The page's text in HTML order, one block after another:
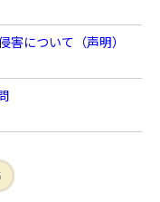
について（声明）